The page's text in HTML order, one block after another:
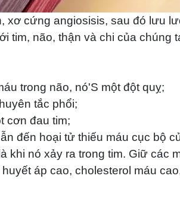
xơ cứng angiosisis, sau đó lưu
tim, não, thận và chi của chúng
trong não, nó'S một đột quỵ;
tắc phổi;
cơn đau tim;
đến hoại tử thiếu máu cục bộ
khi nó xảy ra trong tim. Giữ các
áp cao, cholesterol máu